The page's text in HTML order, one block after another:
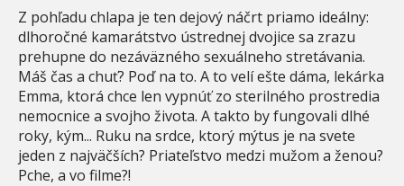
Z pohľadu chlapa je ten dejový náčrt priamo ideálny:
dlhoročné kamarátstvo ústrednej dvojice sa zrazu
prehupne do nezáväzného sexuálneho stretávania.
Máš čas a chuť? Poď na to. A to velí ešte dáma, lekárka
Emma, ktorá chce len vypnúť zo sterilného prostredia
nemocnice a svojho života. A takto by fungovali dlhé
roky, kým... Ruku na srdce, ktorý mýtus je na svete
jeden z najväčších? Priateľstvo medzi mužom a ženou?
Pche, a vo filme?!